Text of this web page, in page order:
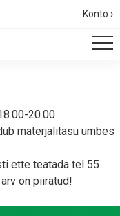
Konto ›
20.00
materjalitasu umbes
ette teatada tel 55
on piiratud!